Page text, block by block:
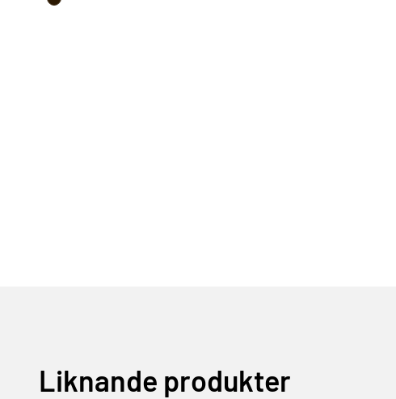
Liknande produkter